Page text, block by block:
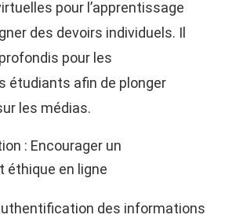
pour l’apprentissage
des devoirs individuels. Il
pour les
étudiants afin de plonger
les médias.
: Encourager un
éthique en ligne
des informations